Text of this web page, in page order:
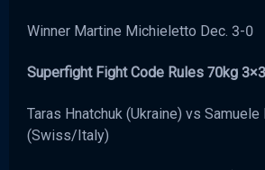
Winner Martine Michieletto Dec. 3-0
Superfight Fight Code Rules 70kg
Taras Hnatchuk (Ukraine) vs
(Swiss/Italy)